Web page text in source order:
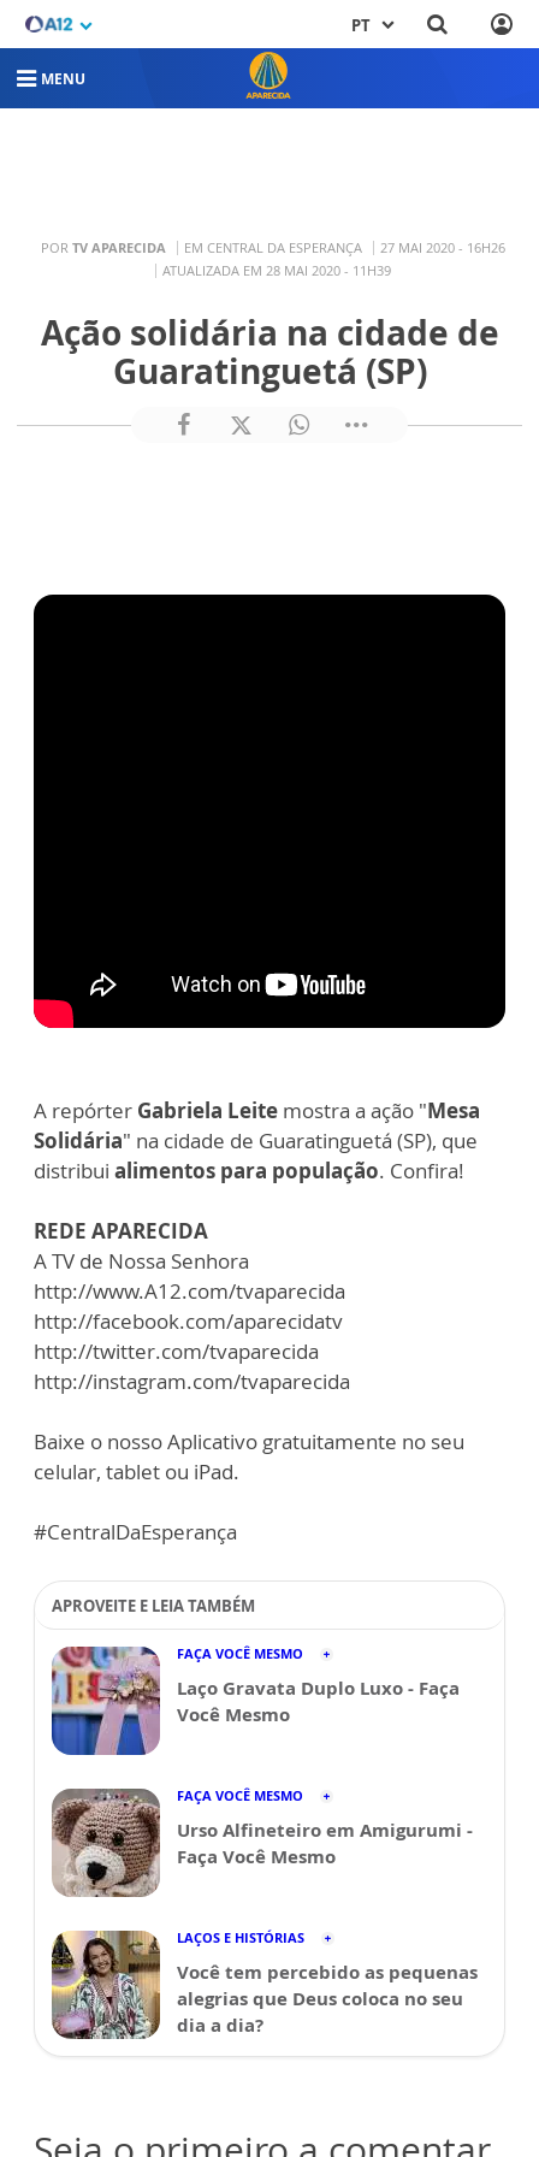
PT
MENU
POR TV APARECIDA EM CENTRAL DA ESPERANÇA
27 MAI 2020 - 16H26
ATUALIZADA EM 28 MAI 2020 - 11H39
Ação solidária na cidade de
Guaratinguetá (SP)
A repórter Gabriela Leite mostra a ação "Mesa
Solidária" na cidade de Guaratinguetá (SP), que
distribui alimentos para população. Confira!
REDE APARECIDA
A TV de Nossa Senhora
http://www.A12.com/tvaparecida
http://facebook.com/aparecidatv
http://twitter.com/tvaparecida
http://instagram.com/tvaparecida
Baixe o nosso Aplicativo gratuitamente no seu
celular, tablet ou iPad.
#CentralDaEsperança
APROVEITE E LEIA TAMBÉM
FAÇA VOCÊ MESMO
Laço Gravata Duplo Luxo - Faça
Você Mesmo
FAÇA VOCÊ MESMO
Urso Alfineteiro em Amigurumi -
Faça Você Mesmo
LAÇOS E HISTÓRIAS
Você tem percebido as pequenas
alegrias que Deus coloca no seu
dia a dia?